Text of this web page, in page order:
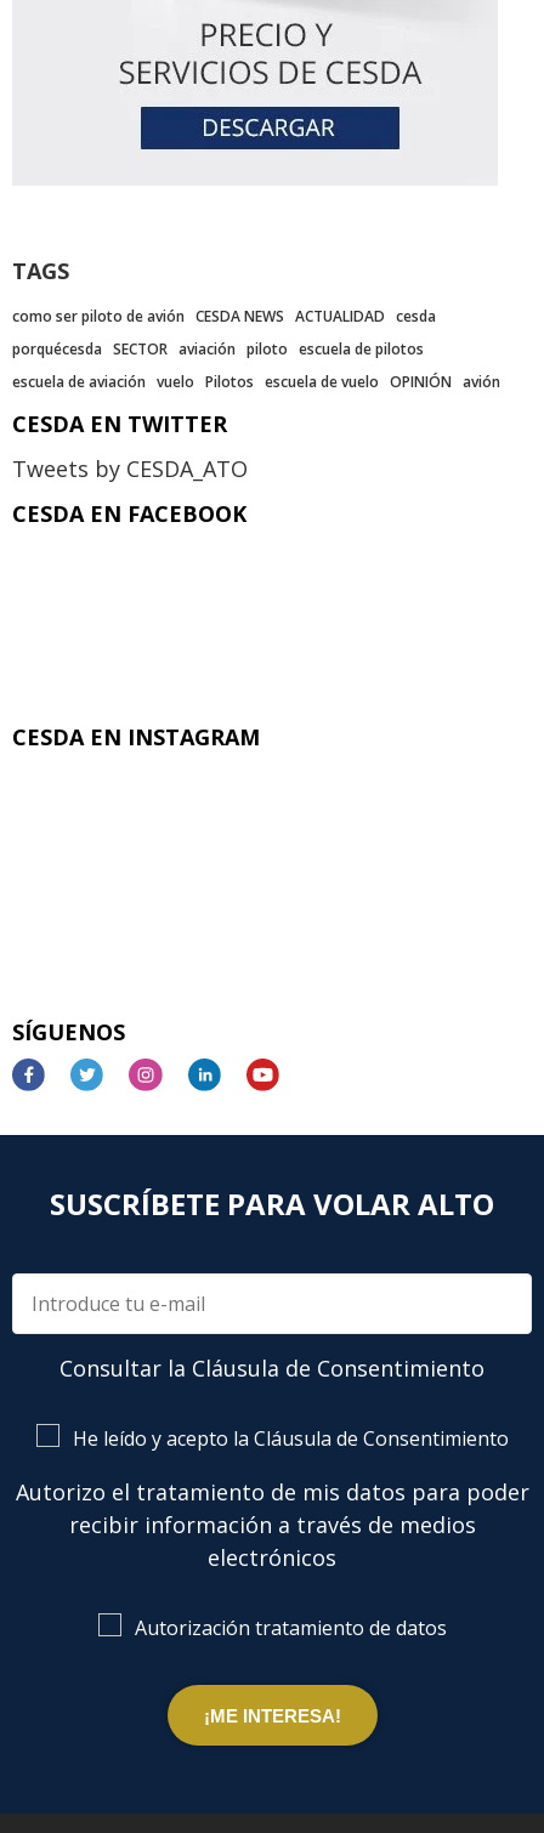
TAGS
como ser piloto de avión CESDA NEWS ACTUALIDAD cesda
porquécesda SECTOR aviación piloto escuela de pilotos
escuela de aviación vuelo Pilotos escuela de vuelo OPINIÓN avión
CESDA EN TWITTER
Tweets by CESDA_ATO
CESDA EN FACEBOOK
CESDA EN INSTAGRAM
SÍGUENOS
SUSCRÍBETE PARA VOLAR ALTO
Consultar la Cláusula de Consentimiento
He leído y acepto la Cláusula de Consentimiento
Autorizo el tratamiento de mis datos para poder
recibir información a través de medios
electrónicos
Autorización tratamiento de datos